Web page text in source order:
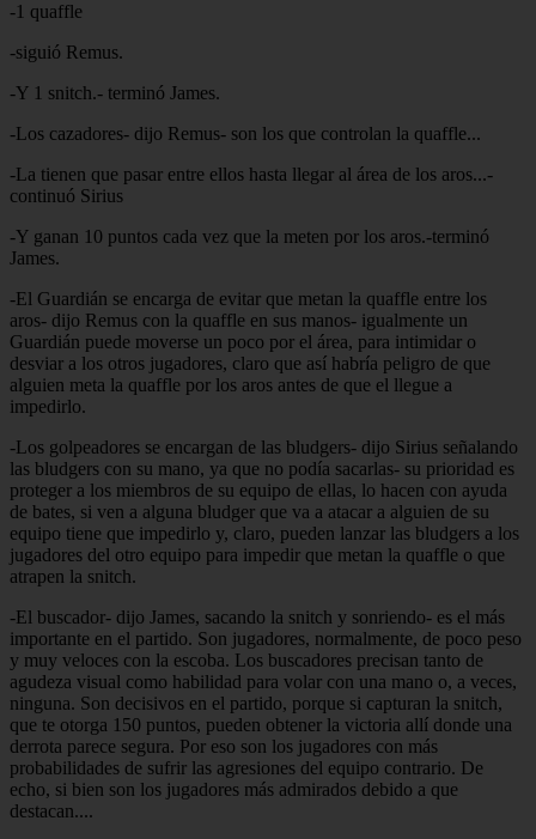
-1 quaffle
-siguió Remus.
-Y 1 snitch.- terminó James.
-Los cazadores- dijo Remus- son los que controlan la quaffle...
-La tienen que pasar entre ellos hasta llegar al área de los aros...-
continuó Sirius
-Y ganan 10 puntos cada vez que la meten por los aros.-terminó
James.
-El Guardián se encarga de evitar que metan la quaffle entre los
aros- dijo Remus con la quaffle en sus manos- igualmente un
Guardián puede moverse un poco por el área, para intimidar o
desviar a los otros jugadores, claro que así habría peligro de que
alguien meta la quaffle por los aros antes de que el llegue a
impedirlo.
-Los golpeadores se encargan de las bludgers- dijo Sirius señalando
las bludgers con su mano, ya que no podía sacarlas- su prioridad es
proteger a los miembros de su equipo de ellas, lo hacen con ayuda
de bates, si ven a alguna bludger que va a atacar a alguien de su
equipo tiene que impedirlo y, claro, pueden lanzar las bludgers a los
jugadores del otro equipo para impedir que metan la quaffle o que
atrapen la snitch.
-El buscador- dijo James, sacando la snitch y sonriendo- es el más
importante en el partido. Son jugadores, normalmente, de poco peso
y muy veloces con la escoba. Los buscadores precisan tanto de
agudeza visual como habilidad para volar con una mano o, a veces,
ninguna. Son decisivos en el partido, porque si capturan la snitch,
que te otorga 150 puntos, pueden obtener la victoria allí donde una
derrota parece segura. Por eso son los jugadores con más
probabilidades de sufrir las agresiones del equipo contrario. De
echo, si bien son los jugadores más admirados debido a que
destacan....